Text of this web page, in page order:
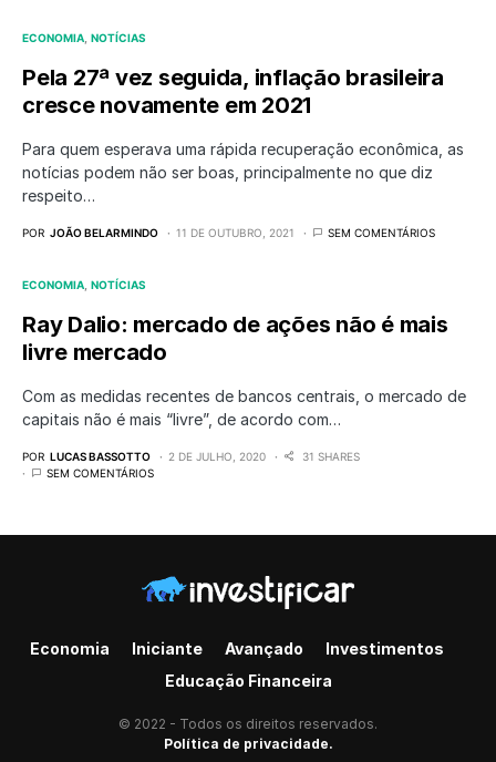
ECONOMIA NOTÍCIAS
Pela 27ª vez seguida, inflação brasileira
cresce novamente em 2021
Para quem esperava uma rápida recuperação econômica, as
notícias podem não ser boas, principalmente no que diz
respeito…
POR JOÃO BELARMINDO 11 DE OUTUBRO, 2021 SEM COMENTÁRIOS
ECONOMIA NOTÍCIAS
Ray Dalio: mercado de ações não é mais
livre mercado
Com as medidas recentes de bancos centrais, o mercado de
capitais não é mais “livre”, de acordo com…
POR LUCAS BASSOTTO 2 DE JULHO, 2020
31 SHARES
SEM COMENTÁRIOS
Economia Iniciante Avançado
Investimentos
Educação Financeira
© 2022 - Todos os direitos reservados.
Política de privacidade.